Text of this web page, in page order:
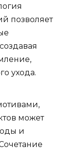
позволяет
ухода.
может
и